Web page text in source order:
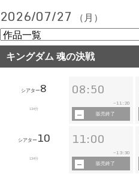
2026/07/27 （月）
キングダム 魂の決戦
シアター8
134分
08:50
~11:20
販売終了
シアター10
134分
11:00
~13:30
販売終了